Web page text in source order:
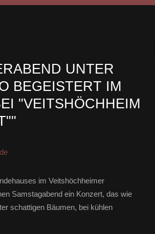
UNTER
BEGEISTERT IM
"VEITSHÖCHHEIM
im Veitshöchheimer
Samstagabend ein Konzert, das wie
schattigen Bäumen, bei kühlen